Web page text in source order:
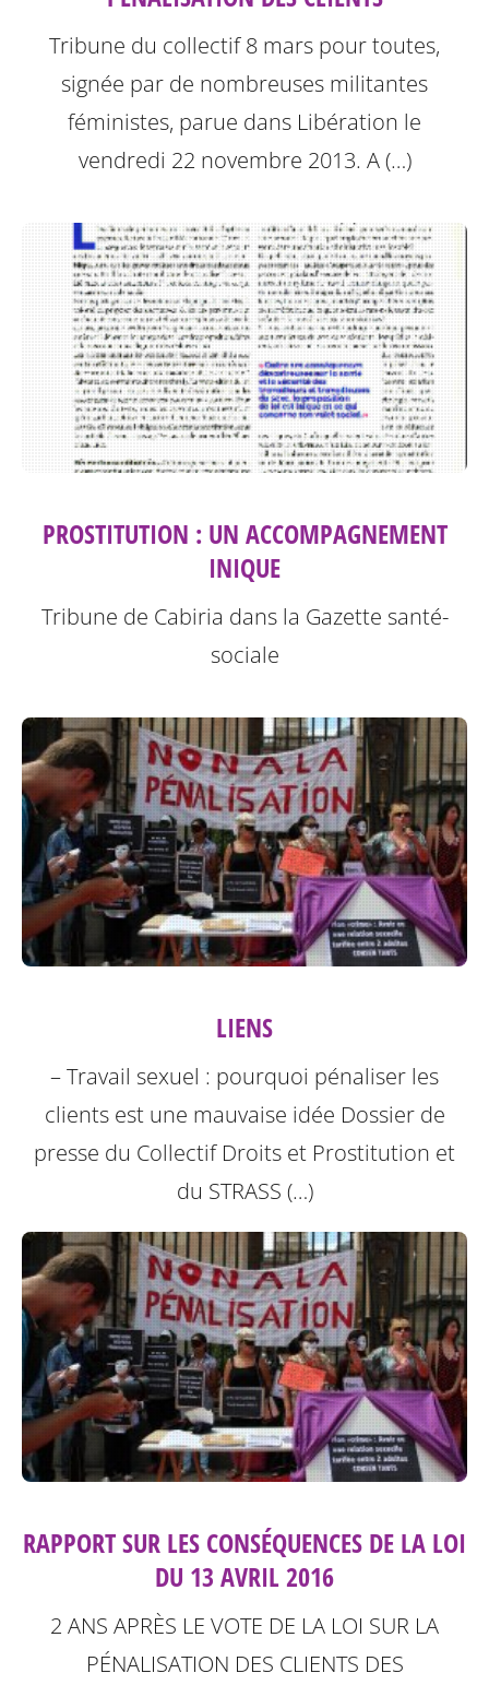
Tribune du collectif 8 mars pour toutes,
signée par de nombreuses militantes
féministes, parue dans Libération le
vendredi 22 novembre 2013. A (…)
PROSTITUTION : UN ACCOMPAGNEMENT
INIQUE
Tribune de Cabiria dans la Gazette santé-
sociale
LIENS
– Travail sexuel : pourquoi pénaliser les
clients est une mauvaise idée Dossier de
presse du Collectif Droits et Prostitution et
du STRASS (…)
RAPPORT SUR LES CONSÉQUENCES DE LA LOI
DU 13 AVRIL 2016
2 ANS APRÈS LE VOTE DE LA LOI SUR LA
PÉNALISATION DES CLIENTS DES